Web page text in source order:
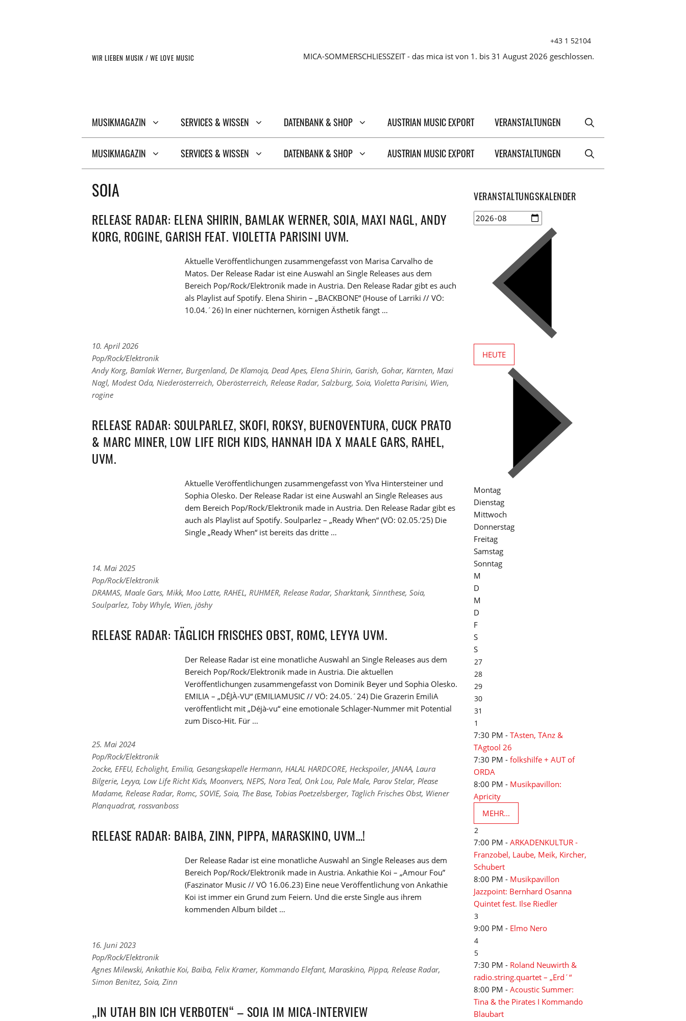
+43 1 52104
WIR LIEBEN MUSIK / WE LOVE MUSIC MICA-SOMMERSCHLIESSZEIT - das mica ist von 1. bis 31 August 2026 geschlossen.
MUSIKMAGAZIN SERVICES & WISSEN DATENBANK & SHOP AUSTRIAN MUSIC EXPORT VERANSTALTUNGEN
MUSIKMAGAZIN SERVICES & WISSEN DATENBANK & SHOP AUSTRIAN MUSIC EXPORT VERANSTALTUNGEN
SOIA
RELEASE RADAR: ELENA SHIRIN, BAMLAK WERNER, SOIA, MAXI NAGL, ANDY
KORG, ROGINE, GARISH FEAT. VIOLETTA PARISINI UVM.
Aktuelle Veröffentlichungen zusammengefasst von Marisa Carvalho de
Matos. Der Release Radar ist eine Auswahl an Single Releases aus dem
Bereich Pop/Rock/Elektronik made in Austria. Den Release Radar gibt es auch
als Playlist auf Spotify. Elena Shirin – „BACKBONE“ (House of Larriki // VÖ:
10.04.´26) In einer nüchternen, körnigen Ästhetik fängt …
10. April 2026
Links
zu
den
Kategorien
Pop/Rock/Elektronik
Links
zu
den
Andy Korg, Bamlak Werner, Burgenland, De Klamoja, Dead Apes, Elena Shirin, Garish, Gohar, Kärnten, Maxi
Nagl, Modest Oda, Niederösterreich, Oberösterreich, Release Radar, Salzburg, Soia, Violetta Parisini, Wien,
rogine
RELEASE RADAR: SOULPARLEZ, SKOFI, ROKSY, BUENOVENTURA, CUCK PRATO
& MARC MINER, LOW LIFE RICH KIDS, HANNAH IDA X MAALE GARS, RAHEL,
UVM.
Aktuelle Veröffentlichungen zusammengefasst von Ylva Hintersteiner und
Sophia Olesko. Der Release Radar ist eine Auswahl an Single Releases aus
dem Bereich Pop/Rock/Elektronik made in Austria. Den Release Radar gibt es
auch als Playlist auf Spotify. Soulparlez – „Ready When“ (VÖ: 02.05.‘25) Die
Single „Ready When“ ist bereits das dritte …
14. Mai 2025
Links
zu
den
Pop/Rock/Elektronik
Links
zu
Tags
DRAMAS, Maale Gars, Mikk, Moo Latte, RAHEL, RUHMER, Release Radar, Sharktank, Sinnthese, Soia,
Soulparlez, Toby Whyle, Wien, jōshy
RELEASE RADAR: TÄGLICH FRISCHES OBST, ROMC, LEYYA UVM.
Der Release Radar ist eine monatliche Auswahl an Single Releases aus dem
Bereich Pop/Rock/Elektronik made in Austria. Die aktuellen
Veröffentlichungen zusammengefasst von Dominik Beyer und Sophia Olesko.
EMILIA – „DÉJÀ-VU“ (EMILIAMUSIC // VÖ: 24.05.´24) Die Grazerin EmiliA
veröffentlicht mit „Déjà-vu“ eine emotionale Schlager-Nummer mit Potential
zum Disco-Hit. Für …
25. Mai 2024
Links
zu
den
Kategorien
Pop/Rock/Elektronik
Links
zu
den
Tags
2ocke, EFEU, Echolight, Emilia, Gesangskapelle Hermann, HALAL HARDCORE, Heckspoiler, JANAA, Laura
Bilgerie, Leyya, Low Life Richt Kids, Moonvers, NEPS, Nora Teal, Onk Lou, Pale Male, Parov Stelar, Please
Madame, Release Radar, Romc, SOVIE, Soia, The Base, Tobias Poetzelsberger, Täglich Frisches Obst, Wiener
Planquadrat, rossvanboss
RELEASE RADAR: BAIBA, ZINN, PIPPA, MARASKINO, UVM…!
Der Release Radar ist eine monatliche Auswahl an Single Releases aus dem
Bereich Pop/Rock/Elektronik made in Austria. Ankathie Koi – „Amour Fou”
(Faszinator Music // VÖ 16.06.23) Eine neue Veröffentlichung von Ankathie
Koi ist immer ein Grund zum Feiern. Und die erste Single aus ihrem
kommenden Album bildet …
16. Juni 2023
Links
zu
den
Pop/Rock/Elektronik
Links
zu
Tags
Agnes Milewski,Ankathie Koi, Baiba, Felix Kramer, Kommando Elefant, Maraskino, Pippa, Release Radar,
Simon Benitez, Soia, Zinn
„IN UTAH BIN ICH VERBOTEN“ – SOIA IM MICA-INTERVIEW
VERANSTALTUNGSKALENDER
HEUTE
Montag
Dienstag
Mittwoch
Donnerstag
Freitag
Samstag
Sonntag
M
D
M
D
F
S
S
27
28
29
30
31
1
7:30 PM - TAsten, TAnz &
TAgtool 26
7:30 PM - folkshilfe + AUT of
ORDA
8:00 PM - Musikpavillon:
Apricity
MEHR...
2
7:00 PM - ARKADENKULTUR -
Franzobel, Laube, Meik, Kircher,
Schubert
8:00 PM - Musikpavillon
Jazzpoint: Bernhard Osanna
Quintet fest. Ilse Riedler
3
9:00 PM - Elmo Nero
4
5
7:30 PM - Roland Neuwirth &
radio.string.quartet – „Erd´“
8:00 PM - Acoustic Summer:
Tina & the Pirates I Kommando
Blaubart